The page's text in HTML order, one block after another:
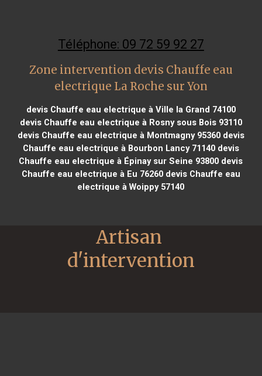
Téléphone: 09 72 59 92 27
Zone intervention devis Chauffe eau
electrique La Roche sur Yon
devis Chauffe eau electrique à Ville la Grand 74100
devis Chauffe eau electrique à Rosny sous Bois 93110
devis Chauffe eau electrique à Montmagny 95360devis
Chauffe eau electrique à Bourbon Lancy 71140devis
Chauffe eau electrique à Épinay sur Seine 93800 devis
Chauffe eau electrique à Eu 76260devis Chauffe eau
electrique à Woippy 57140
Artisan
d'intervention